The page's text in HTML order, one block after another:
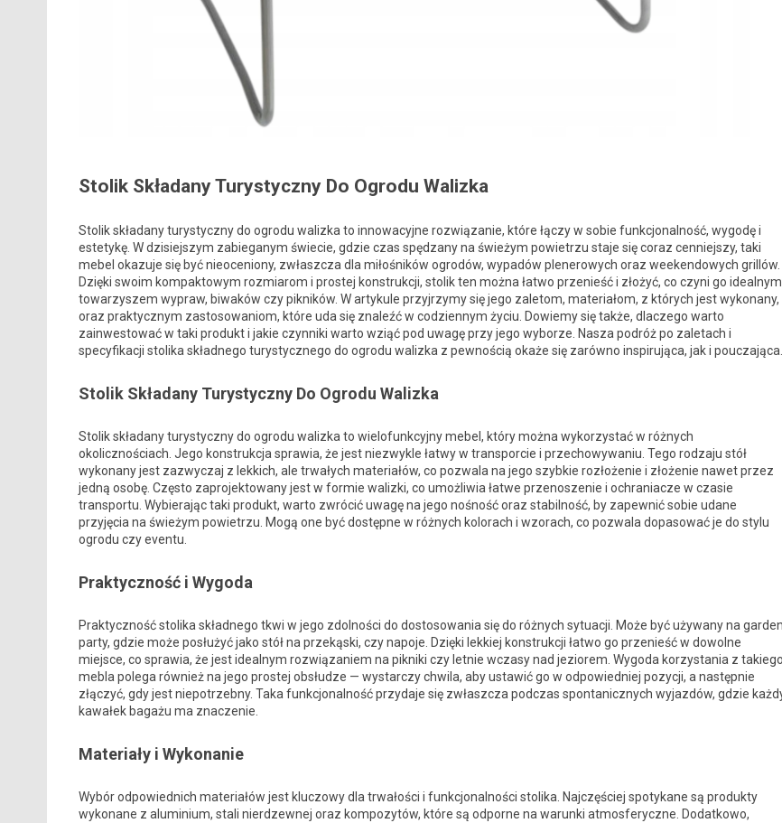
Stolik Składany Turystyczny Do Ogrodu Walizka
Stolik składany turystyczny do ogrodu walizka to innowacyjne rozwiązanie, które łączy w sobie funkcjonalność, wygodę i
estetykę. W dzisiejszym zabieganym świecie, gdzie czas spędzany na świeżym powietrzu staje się coraz cenniejszy, taki
mebel okazuje się być nieoceniony, zwłaszcza dla miłośników ogrodów, wypadów plenerowych oraz weekendowych grillów.
Dzięki swoim kompaktowym rozmiarom i prostej konstrukcji, stolik ten można łatwo przenieść i złożyć, co czyni go idealnym
towarzyszem wypraw, biwaków czy pikników. W artykule przyjrzymy się jego zaletom, materiałom, z których jest wykonany,
oraz praktycznym zastosowaniom, które uda się znaleźć w codziennym życiu. Dowiemy się także, dlaczego warto
zainwestować w taki produkt i jakie czynniki warto wziąć pod uwagę przy jego wyborze. Nasza podróż po zaletach i
specyfikacji stolika składnego turystycznego do ogrodu walizka z pewnością okaże się zarówno inspirująca, jak i pouczająca.
Stolik Składany Turystyczny Do Ogrodu Walizka
Stolik składany turystyczny do ogrodu walizka to wielofunkcyjny mebel, który można wykorzystać w różnych
okolicznościach. Jego konstrukcja sprawia, że jest niezwykle łatwy w transporcie i przechowywaniu. Tego rodzaju stół
wykonany jest zazwyczaj z lekkich, ale trwałych materiałów, co pozwala na jego szybkie rozłożenie i złożenie nawet przez
jedną osobę. Często zaprojektowany jest w formie walizki, co umożliwia łatwe przenoszenie i ochraniacze w czasie
transportu. Wybierając taki produkt, warto zwrócić uwagę na jego nośność oraz stabilność, by zapewnić sobie udane
przyjęcia na świeżym powietrzu. Mogą one być dostępne w różnych kolorach i wzorach, co pozwala dopasować je do stylu
ogrodu czy eventu.
Praktyczność i Wygoda
Praktyczność stolika składnego tkwi w jego zdolności do dostosowania się do różnych sytuacji. Może być używany na garden
party, gdzie może posłużyć jako stół na przekąski, czy napoje. Dzięki lekkiej konstrukcji łatwo go przenieść w dowolne
miejsce, co sprawia, że jest idealnym rozwiązaniem na pikniki czy letnie wczasy nad jeziorem. Wygoda korzystania z takiego
mebla polega również na jego prostej obsłudze — wystarczy chwila, aby ustawić go w odpowiedniej pozycji, a następnie
złączyć, gdy jest niepotrzebny. Taka funkcjonalność przydaje się zwłaszcza podczas spontanicznych wyjazdów, gdzie
kawałek bagażu ma znaczenie.
Materiały i Wykonanie
Wybór odpowiednich materiałów jest kluczowy dla trwałości i funkcjonalności stolika. Najczęściej spotykane są produkty
wykonane z aluminium, stali nierdzewnej oraz kompozytów, które są odporne na warunki atmosferyczne. Dodatkowo,